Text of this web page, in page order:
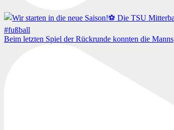
Beim letzten Spiel der Rückrunde konnten die Manns